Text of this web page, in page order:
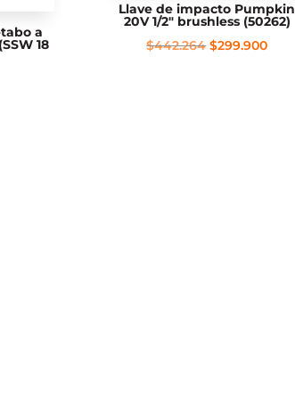
a
18
Llave de impacto Pumpkin
20V 1/2″ brushless (50262)
$442.264 El
$299.900El